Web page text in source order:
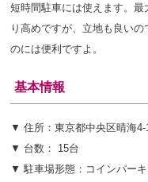
短時間駐車には使えます。最
り高めですが、立地も良い
のには便利ですよ。
基本情報
▼ 住所：東京都中央区晴海4-
▼ 台数： 15台
▼ 駐車場形態：コインパー